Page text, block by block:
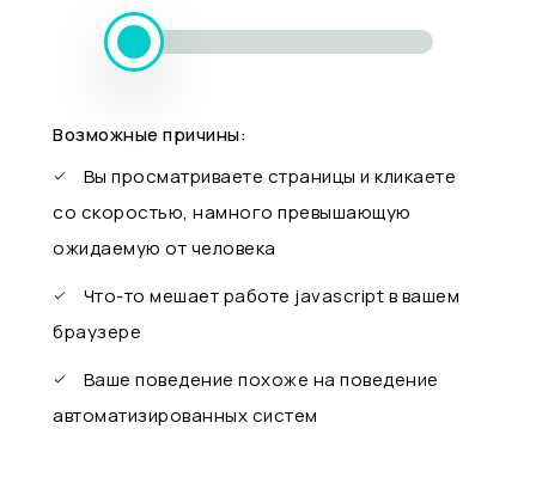
Возможные причины:
Вы просматриваете страницы и кликаете
со скоростью, намного превышающую
ожидаемую от человека
Что-то мешает работе javascript в вашем
браузере
Ваше поведение похоже на поведение
автоматизированных систем